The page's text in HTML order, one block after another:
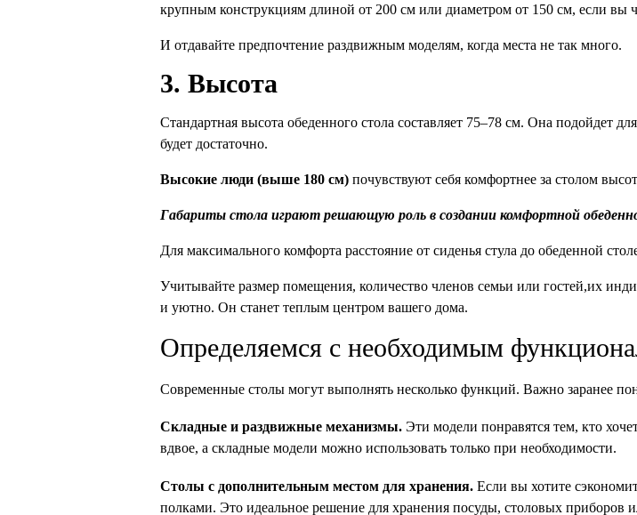
крупным конструкциям длиной от 200 см или диаметром от 150 см, если вы
И отдавайте предпочтение раздвижным моделям, когда места не так много.
3. Высота
Стандартная высота обеденного стола составляет 75–78 см. Она подойдет
будет достаточно.
Высокие люди (выше 180 см) почувствуют себя комфортнее за столом
Габариты стола играют решающую роль в создании комфортной
Для максимального комфорта расстояние от сиденья стула до обеденной
Учитывайте размер помещения, количество членов семьи или гостей,их
и уютно. Он станет теплым центром вашего дома.
Определяемся с необходимым
Современные столы могут выполнять несколько функций. Важно заранее
Складные и раздвижные механизмы. Эти модели понравятся тем, кто
вдвое, а складные модели можно использовать только при необходимости.
Столы с дополнительным местом для хранения. Если вы хотите
полками. Это идеальное решение для хранения посуды, столовых приборов